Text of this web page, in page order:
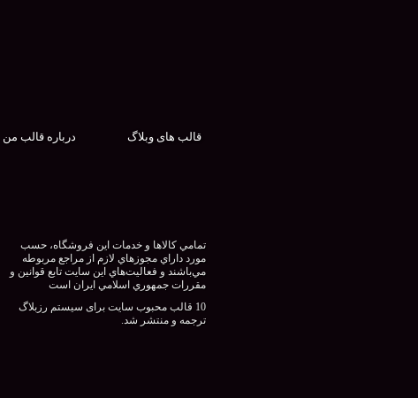
درباره قالب من قالب های وبلاگ
تمامي كالاها و خدمات اين فروشگاه، حسب
مورد داراي مجوزهاي لازم از مراجع مربوطه
مي‌باشند و فعاليت‌هاي اين سايت تابع قوانين و
مقررات جمهوري اسلامي ايران است
10 قالب محبوب سایت برای سیستم رزبلاگ
ترجمه و منتشر شد.